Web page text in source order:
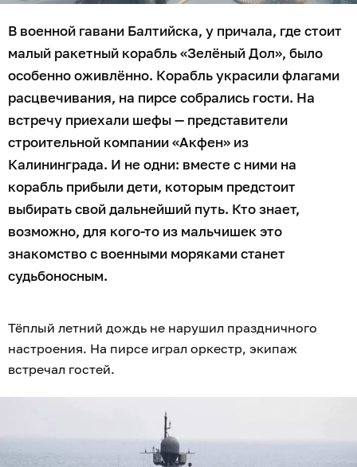
В военной гавани Балтийска, у причала, где стоит
малый ракетный корабль «Зелёный Дол», было
особенно оживлённо. Корабль украсили флагами
расцвечивания, на пирсе собрались гости. На
встречу приехали шефы — представители
строительной компании «Акфен» из
Калининграда. И не одни: вместе с ними на
корабль прибыли дети, которым предстоит
выбирать свой дальнейший путь. Кто знает,
возможно, для кого-то из мальчишек это
знакомство с военными моряками станет
судьбоносным.
Тёплый летний дождь не нарушил праздничного
настроения. На пирсе играл оркестр, экипаж
встречал гостей.